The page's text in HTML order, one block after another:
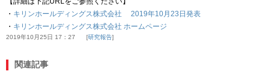
・ キリンホールディングス株式会社 2019年10月23日発表
・ キリンホールディングス株式会社 ホームページ
2019年10月25日 17：27 研究報告
関連記事